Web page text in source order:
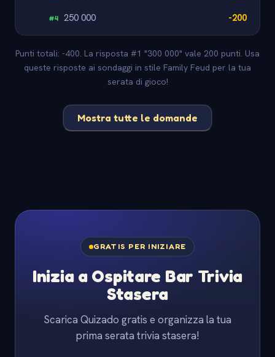
#4 250 000 -200
Punti totali: -400. La risposta #1 "300 000" vale 200 punti. Usa
queste risposte ai sondaggi in stile Family Feud per la tua
serata di gioco!
Mostra tutte le domande
GRATIS PER INIZIARE
Inizia a Ospitare Bar Trivia
Stasera
Scarica Quizado gratis e organizza la tua
prima serata trivia stasera!